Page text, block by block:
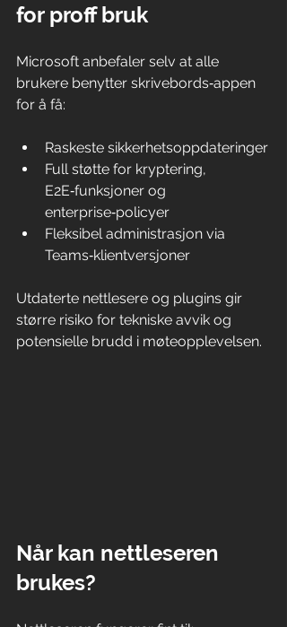
for proff bruk
Microsoft anbefaler selv at alle
brukere benytter skrivebords‑appen
for å få:
Raskeste sikkerhetsoppdateringer
Full støtte for kryptering,
E2E‑funksjoner og
enterprise‑policyer
Fleksibel administrasjon via
Teams‑klientversjoner
Utdaterte nettlesere og plugins gir
større risiko for tekniske avvik og
potensielle brudd i møteopplevelsen.
Når kan nettleseren
brukes?